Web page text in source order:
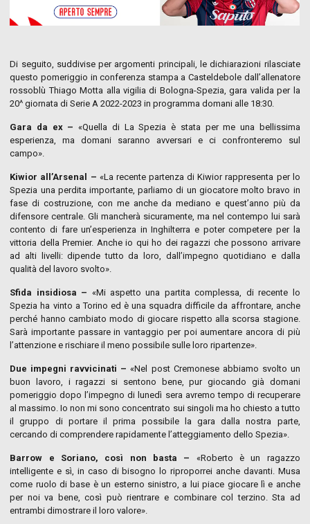
Di seguito, suddivise per argomenti principali, le dichiarazioni rilasciate
questo pomeriggio in conferenza stampa a Casteldebole dall’allenatore
rossoblù Thiago Motta alla vigilia di Bologna-Spezia, gara valida per la
20^ giornata di Serie A 2022-2023 in programma domani alle 18:30.
Gara da ex – «Quella di La Spezia è stata per me una bellissima
esperienza, ma domani saranno avversari e ci confronteremo sul
campo».
Kiwior all’Arsenal – «La recente partenza di Kiwior rappresenta per lo
Spezia una perdita importante, parliamo di un giocatore molto bravo in
fase di costruzione, con me anche da mediano e quest’anno più da
difensore centrale. Gli mancherà sicuramente, ma nel contempo lui sarà
contento di fare un’esperienza in Inghilterra e poter competere per la
vittoria della Premier. Anche io qui ho dei ragazzi che possono arrivare
ad alti livelli: dipende tutto da loro, dall’impegno quotidiano e dalla
qualità del lavoro svolto».
Sfida insidiosa – «Mi aspetto una partita complessa, di recente lo
Spezia ha vinto a Torino ed è una squadra difficile da affrontare, anche
perché hanno cambiato modo di giocare rispetto alla scorsa stagione.
Sarà importante passare in vantaggio per poi aumentare ancora di più
l’attenzione e rischiare il meno possibile sulle loro ripartenze».
Due impegni ravvicinati – «Nel post Cremonese abbiamo svolto un
buon lavoro, i ragazzi si sentono bene, pur giocando già domani
pomeriggio dopo l’impegno di lunedì sera avremo tempo di recuperare
al massimo. Io non mi sono concentrato sui singoli ma ho chiesto a tutto
il gruppo di portare il prima possibile la gara dalla nostra parte,
cercando di comprendere rapidamente l’atteggiamento dello Spezia».
Barrow e Soriano, così non basta – «Roberto è un ragazzo
intelligente e sì, in caso di bisogno lo riproporrei anche davanti. Musa
come ruolo di base è un esterno sinistro, a lui piace giocare lì e anche
per noi va bene, così può rientrare e combinare col terzino. Sta ad
entrambi dimostrare il loro valore».